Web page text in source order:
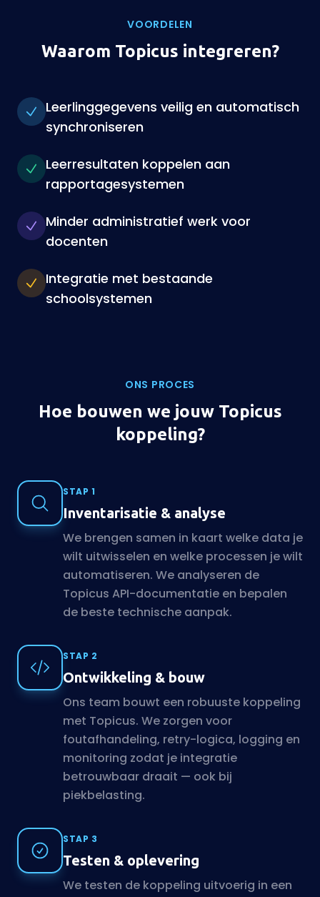
VOORDELEN
Waarom Topicus integreren?
Leerlinggegevens veilig en automatisch
synchroniseren
Leerresultaten koppelen aan
rapportagesystemen
Minder administratief werk voor
docenten
Integratie met bestaande
schoolsystemen
ONS PROCES
Hoe bouwen we jouw Topicus
koppeling?
STAP 1
Inventarisatie & analyse
We brengen samen in kaart welke data je
wilt uitwisselen en welke processen je wilt
automatiseren. We analyseren de
Topicus API-documentatie en bepalen
de beste technische aanpak.
STAP 2
Ontwikkeling & bouw
Ons team bouwt een robuuste koppeling
met Topicus. We zorgen voor
foutafhandeling, retry-logica, logging en
monitoring zodat je integratie
betrouwbaar draait — ook bij
piekbelasting.
STAP 3
Testen & oplevering
We testen de koppeling uitvoerig in een